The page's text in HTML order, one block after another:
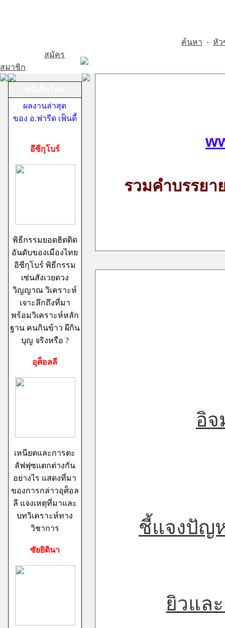
ค้นหา · หัว
สมัคร
สมาชิก
ผลงานล่าสุด
ของ อ.ฟารีด เฟ็นดี้
อีซีกุโบร์
พิธีกรรมยอดฮิตติด
อันดับของเมืองไทย
อิซีกุโบร์ พิธีกรรม
เซ่นสังเวยดวง
วิญญาณ วิเคราะห์
เจาะลึกถึงที่มา
พร้อมวิเคราะห์หลัก
ฐาน คนกินข้าว ผีกิน
บุญ จริงหรือ ?
อุศ็อลลี
เหนียตและการตะ
ลัฟฟุซแตกต่างกัน
อย่างไร แสดงที่มา
ของการกล่าวอุศ็อล
ลี แจงเหตุที่มาและ
บทวิเคราะห์ทาง
วิชาการ
ซัยยิดินา
รวมคำบรรย
อิจ
ชี้แจงปัญ
ยิวแล